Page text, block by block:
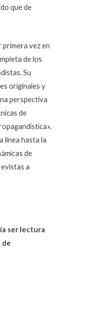
que de
vez en
de los
Su
originales y
perspectiva
de
línea hasta la
de
a
ser lectura
de